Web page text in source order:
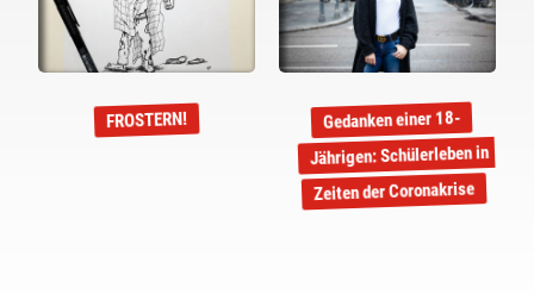
FROSTERN! Gedanken einer 18-
Jährigen: Schülerleben in
Zeiten der Coronakrise